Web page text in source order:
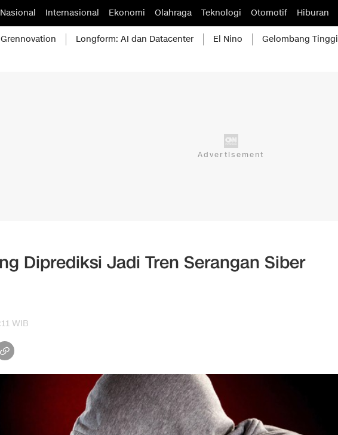
Nasional Internasional Ekonomi Olahraga Teknologi Otomotif Hiburan
Grennovation Longform: AI dan Datacenter El Nino Gelombang Tinggi
Diprediksi Jadi Tren Serangan Siber
WIB